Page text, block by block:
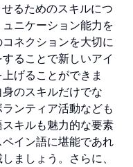
るためのスキルにつ
ニケーション能力を
ネクションを大切に
ることで新しいアイ
げることができま
のスキルだけでな
ンティア活動なども
キルも魅力的な要素
イン語に堪能であれ
ましょう。さらに、